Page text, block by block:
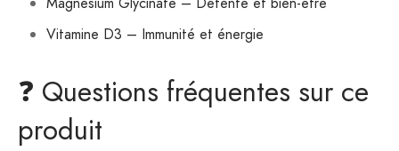
Vitamine D3 – Immunité et énergie
❓ Questions fréquentes sur ce
produit